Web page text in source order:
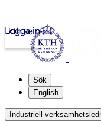
kth.se
Logga in
Sök
English
Industriell